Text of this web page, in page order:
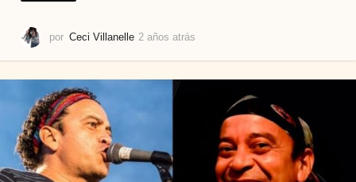
por Ceci Villanelle 2 años atrás
o